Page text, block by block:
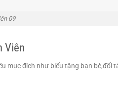
09
Viên
mục đích như biếu tặng bạn bè,đối